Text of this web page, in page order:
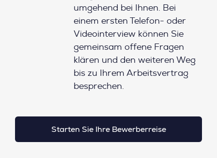
umgehend bei Ihnen. Bei
einem ersten Telefon- oder
Videointerview können Sie
gemeinsam offene Fragen
klären und den weiteren Weg
bis zu Ihrem Arbeitsvertrag
besprechen.
Starten Sie Ihre Bewerberreise